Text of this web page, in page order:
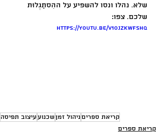
שלא. נהלו ונסו להשפיע על ההִסתַגְלוּת
שלכם. צפו:
https://youtu.be/v1ojZKWfShQ
קריאת ספריםניהול זמןשכנועעיצוב תפיסה
קריאת ספרים